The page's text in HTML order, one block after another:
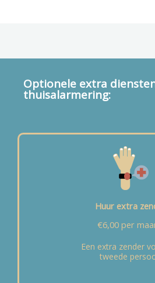
Optionele extra
thuisalarmering:
Huur extra
€6,00 per
Een extra zender
tweede